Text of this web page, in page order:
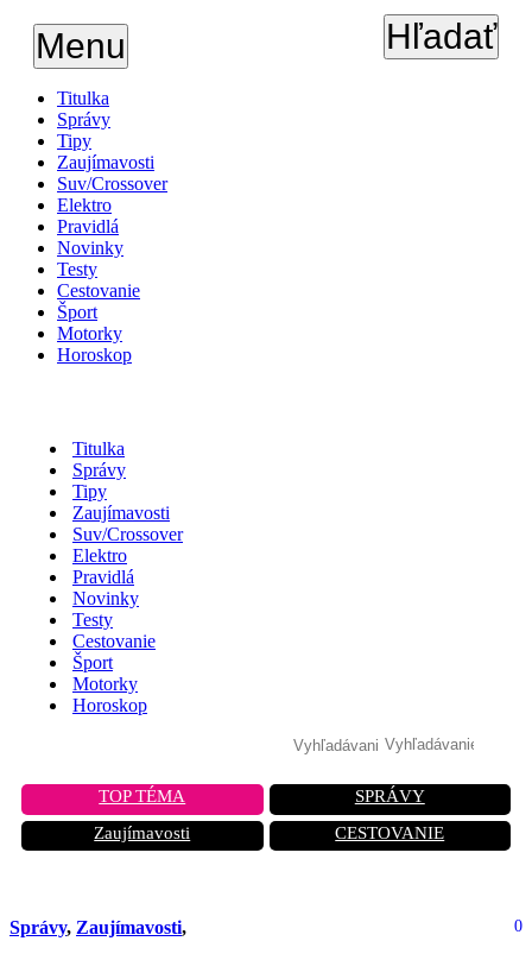
Menu Hľadať
Titulka
Správy
Tipy
Zaujímavosti
Suv/Crossover
Elektro
Pravidlá
Novinky
Testy
Cestovanie
Šport
Motorky
Horoskop
Titulka
Správy
Tipy
Zaujímavosti
Suv/Crossover
Elektro
Pravidlá
Novinky
Testy
Cestovanie
Šport
Motorky
Horoskop
TOP TÉMA
SPRÁVY
Zaujímavosti
CESTOVANIE
Správy, Zaujímavosti, 0